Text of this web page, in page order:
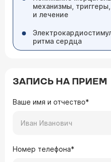
механизмы,
и лечение
ритма сердца
ЗАПИСЬ НА ПРИЕМ
Ваше имя и отчество*
Номер телефона*